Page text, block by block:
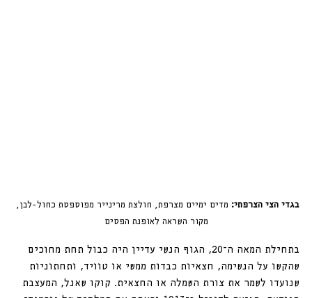
בגדי הצי הצרפתי: מדים ימיים מצרפת, חולצת מרינייר מפוספסת כחול-לבן,
מקור השראה לאופנת הפסים
בתחילת המאה ה־20, הגוף הנשי עדיין היה כבול תחת מחוכים
שהקשו על הנשימה, חצאיות כבדות ממשי או טוויד, ותחתוניות
שנועדו לשמר את צורת השמלה או החצאית. קוקו שאנל, המעצבת